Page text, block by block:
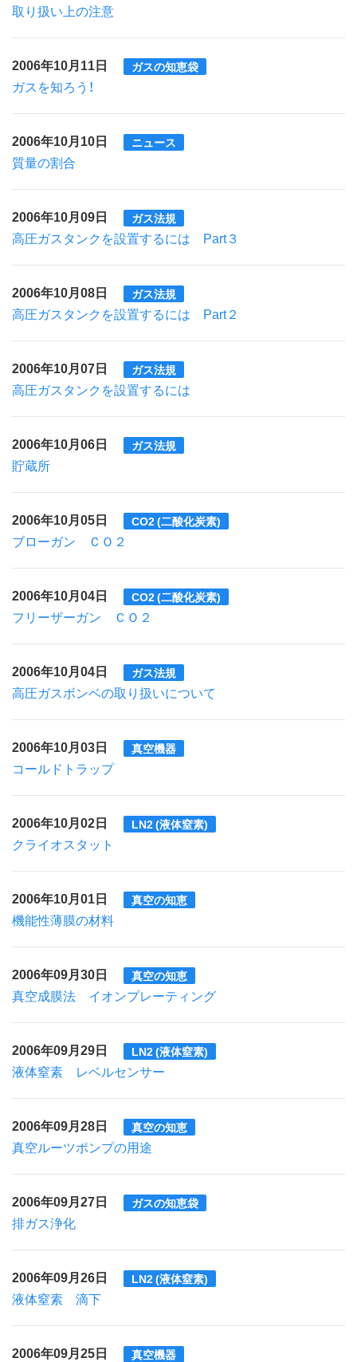
取り扱い上の注意
2006年10月11日 ガスの知恵袋
ガスを知ろう！
2006年10月10日 ニュース
質量の割合
2006年10月09日 ガス法規
高圧ガスタンクを設置するには Part３
2006年10月08日 ガス法規
高圧ガスタンクを設置するには Part２
2006年10月07日 ガス法規
高圧ガスタンクを設置するには
2006年10月06日 ガス法規
貯蔵所
2006年10月05日 CO2 (二酸化炭素)
ブローガン ＣＯ２
2006年10月04日 CO2 (二酸化炭素)
フリーザーガン ＣＯ２
2006年10月04日 ガス法規
高圧ガスボンベの取り扱いについて
2006年10月03日 真空機器
コールドトラップ
2006年10月02日 LN2 (液体窒素)
クライオスタット
2006年10月01日 真空の知恵
機能性薄膜の材料
2006年09月30日 真空の知恵
真空成膜法 イオンプレーティング
2006年09月29日 LN2 (液体窒素)
液体窒素 レベルセンサー
2006年09月28日 真空の知恵
真空ルーツポンプの用途
2006年09月27日 ガスの知恵袋
排ガス浄化
2006年09月26日 LN2 (液体窒素)
液体窒素 滴下
2006年09月25日 真空機器